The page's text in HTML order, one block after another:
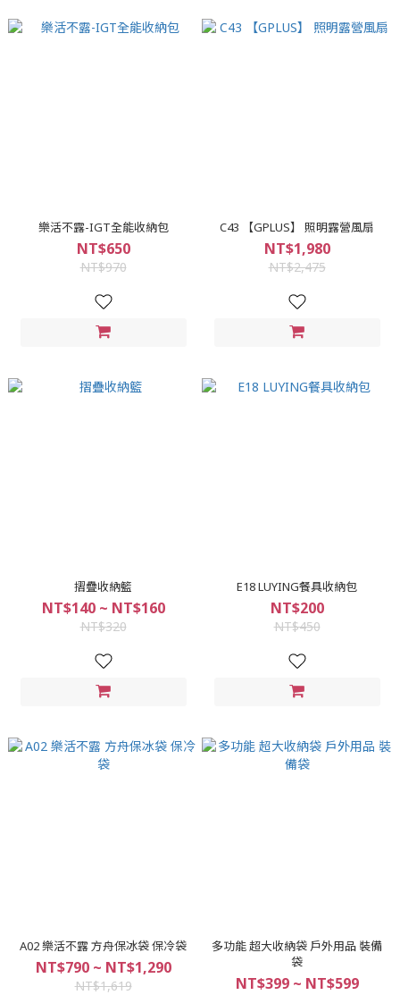
樂活不露-IGT全能收納包
NT$650
NT$970
C43 【GPLUS】 照明露營風扇
NT$1,980
NT$2,475
摺疊收納籃
NT$140 ~ NT$160
NT$320
E18 LUYING餐具收納包
NT$200
NT$450
A02 樂活不露 方舟保冰袋 保冷袋
NT$790 ~ NT$1,290
NT$1,619
多功能 超大收納袋 戶外用品 裝備
袋
NT$399 ~ NT$599